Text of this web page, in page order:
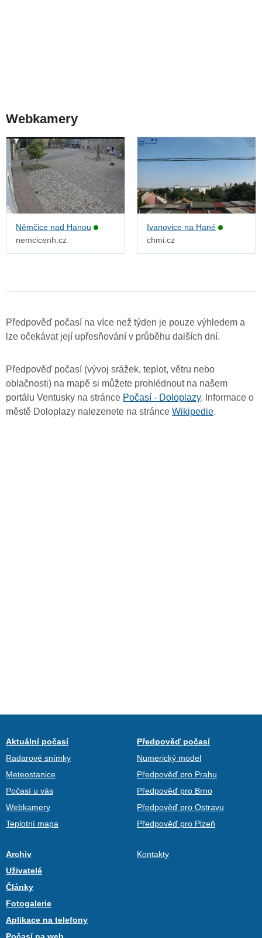
Webkamery
Němčice nad Hanou
nemcicenh.cz
Ivanovice na Hané
chmi.cz
Předpověď počasí na více než týden je pouze výhledem a
lze očekávat její upřesňování v průběhu dalších dní.
Předpověď počasí (vývoj srážek, teplot, větru nebo
oblačnosti) na mapě si můžete prohlédnout na našem
portálu Ventusky na stránce Počasí - Doloplazy. Informace o
městě Doloplazy nalezenete na stránce Wikipedie.
Aktuální počasí
Radarové snímky
Meteostanice
Počasí u vás
Webkamery
Teplotní mapa
Předpověď počasí
Numerický model
Předpověď pro Prahu
Předpověď pro Brno
Předpověď pro Ostravu
Předpověď pro Plzeň
Archiv
Uživatelé
Články
Fotogalerie
Aplikace na telefony
Kontakty